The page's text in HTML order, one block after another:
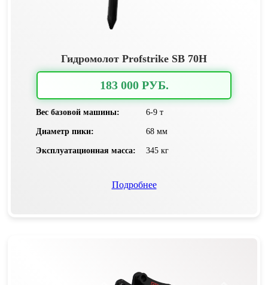
Гидромолот Profstrike SB 70H
183 000 РУБ.
Вес базовой машины: 6-9 т
Диаметр пики: 68 мм
Эксплуатационная масса: 345 кг
Подробнее